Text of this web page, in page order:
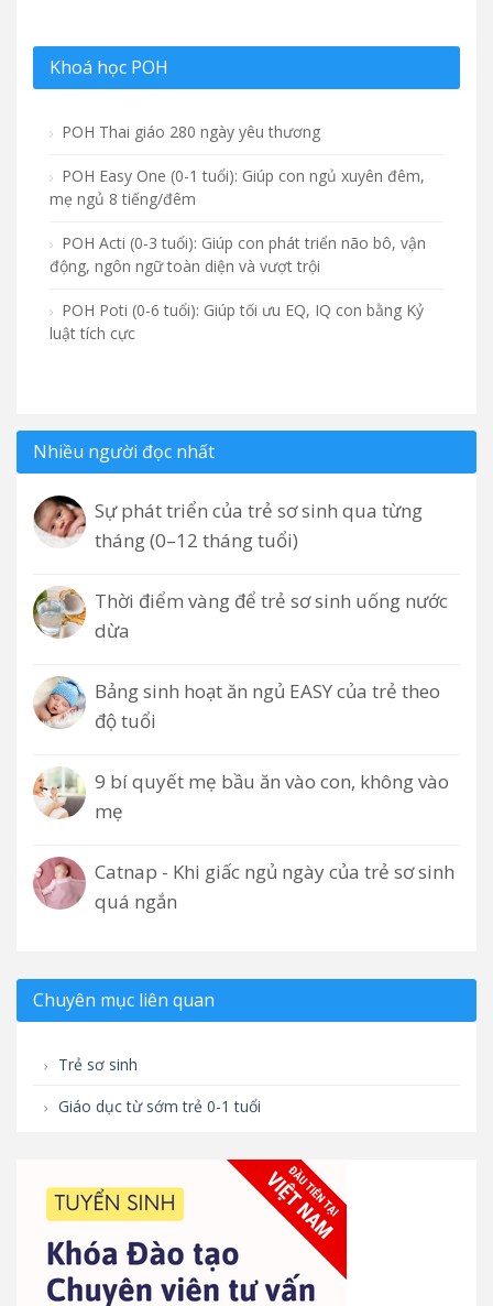
Khoá học POH
POH Thai giáo 280 ngày yêu thương
POH Easy One (0-1 tuổi): Giúp con ngủ xuyên đêm,
mẹ ngủ 8 tiếng/đêm
POH Acti (0-3 tuổi): Giúp con phát triển não bô, vận
động, ngôn ngữ toàn diện và vượt trội
POH Poti (0-6 tuổi): Giúp tối ưu EQ, IQ con bằng Kỷ
luật tích cực
Nhiều người đọc nhất
Sự phát triển của trẻ sơ sinh qua từng
tháng (0–12 tháng tuổi)
Thời điểm vàng để trẻ sơ sinh uống nước
dừa
Bảng sinh hoạt ăn ngủ EASY của trẻ theo
độ tuổi
9 bí quyết mẹ bầu ăn vào con, không vào
mẹ
Catnap - Khi giấc ngủ ngày của trẻ sơ sinh
quá ngắn
Chuyên mục liên quan
Trẻ sơ sinh
Giáo dục từ sớm trẻ 0-1 tuổi